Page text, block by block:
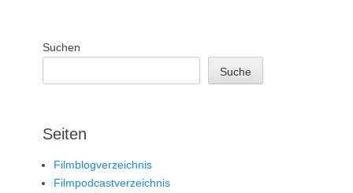
Suchen
Suche
Seiten
Filmblogverzeichnis
Filmpodcastverzeichnis